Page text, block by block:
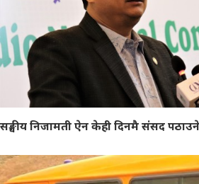
सङ्घीय निजामती ऐन केही दिनमै संसद पठाउने